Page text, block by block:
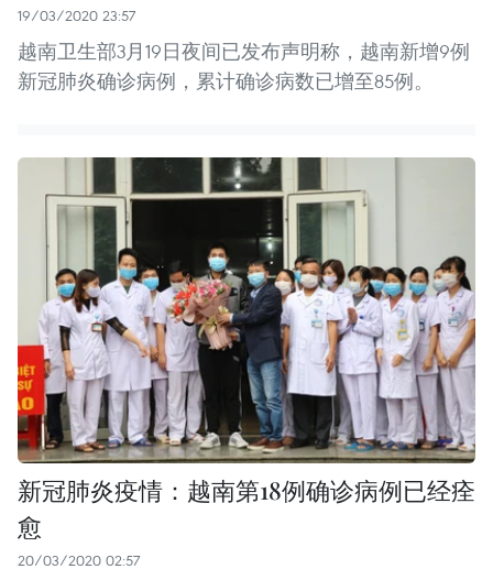
19/03/2020 23:57
越南卫生部3月19日夜间已发布声明称，越南新增9例
新冠肺炎确诊病例，累计确诊病数已增至85例。
新冠肺炎疫情：越南第18例确诊病例已经痊
愈
20/03/2020 02:57